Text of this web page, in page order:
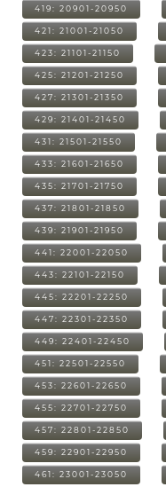
419: 20901-20950
421: 21001-21050
423: 21101-21150
425: 21201-21250
427: 21301-21350
429: 21401-21450
431: 21501-21550
433: 21601-21650
435: 21701-21750
437: 21801-21850
439: 21901-21950
441: 22001-22050
443: 22101-22150
445: 22201-22250
447: 22301-22350
449: 22401-22450
451: 22501-22550
453: 22601-22650
455: 22701-22750
457: 22801-22850
459: 22901-22950
461: 23001-23050